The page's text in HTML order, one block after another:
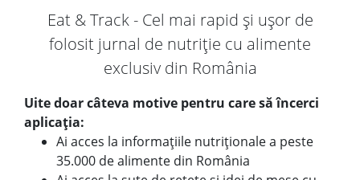
Eat & Track - Cel mai rapid și ușor de
folosit jurnal de nutriție cu alimente
exclusiv din România
Uite doar câteva motive pentru care să încerci
aplicația:
Ai acces la informațiile nutriționale a peste
35.000 de alimente din România